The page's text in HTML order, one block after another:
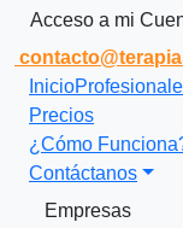
Acceso a mi
Inicio
Precios
¿Cómo
Contáctanos
Empresas